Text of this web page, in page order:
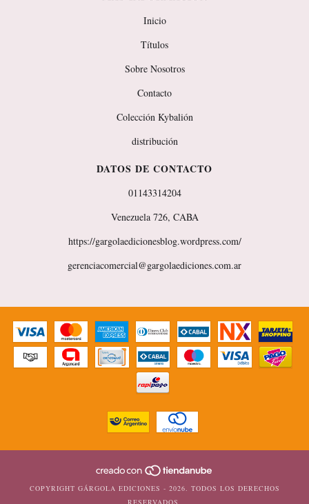
Inicio
Títulos
Sobre Nosotros
Contacto
Colección Kybalión
distribución
DATOS DE CONTACTO
01143314204
Venezuela 726, CABA
https://gargolaedicionesblog.wordpress.com/
gerenciacomercial@gargolaediciones.com.ar
COPYRIGHT GÁRGOLA EDICIONES - 2026. TODOS LOS DERECHOS